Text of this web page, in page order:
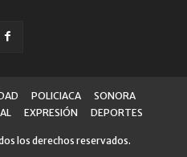
POLICIACA
SONORA
EXPRESIÓN DEPORTES
los derechos reservados.